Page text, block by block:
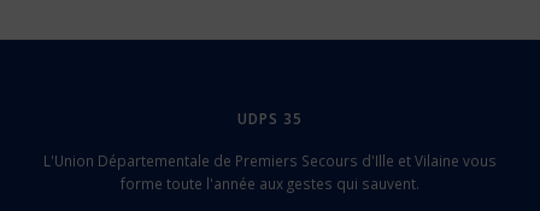
UDPS 35
L'Union Départementale de Premiers Secours d'Ille et Vilaine vous
forme toute l'année aux gestes qui sauvent.